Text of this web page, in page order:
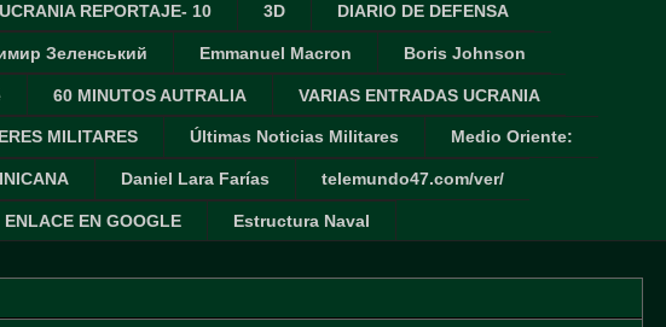
UCRANIA REPORTAJE- 10 3D DIARIO DE DEFENSA
Зеленський Emmanuel Macron Boris Johnson
60 MINUTOS AUTRALIA VARIAS ENTRADAS UCRANIA
MILITARES Últimas Noticias Militares Medio Oriente:
Daniel Lara Farías telemundo47.com/ver/
ENLACE EN GOOGLE Estructura Naval